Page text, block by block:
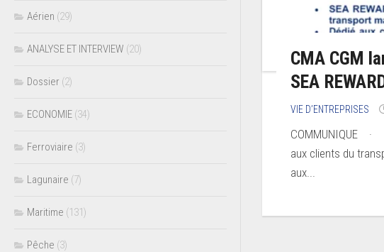
CMA CGM
SEA
VIE D’ENTREPRISES
COMMUNIQUE ·
aux clients du
aux...
Aérien (29)
ANALYSE ET INTERVIEW (20)
Dossier (2)
ECONOMIE (34)
Ferroviaire (3)
Lagunaire (7)
Maritime (131)
Pêche (3)